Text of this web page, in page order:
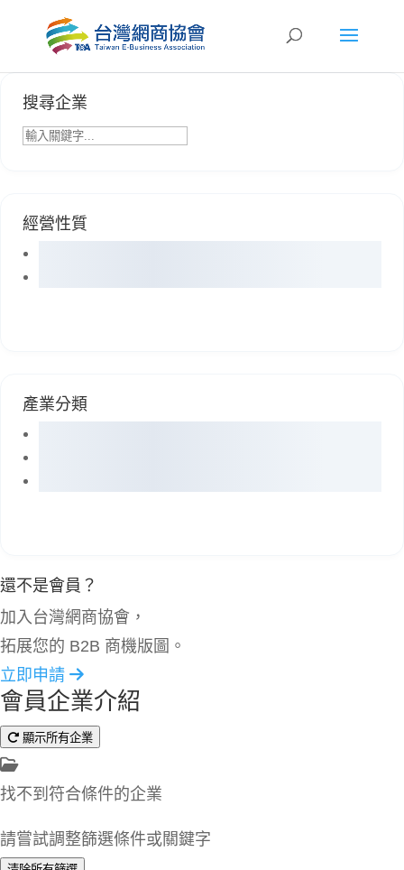
搜尋企業
經營性質
產業分類
還不是會員？
加入台灣網商協會，
拓展您的 B2B 商機版圖。
立即申請
會員企業介紹
顯示所有企業
找不到符合條件的企業
請嘗試調整篩選條件或關鍵字